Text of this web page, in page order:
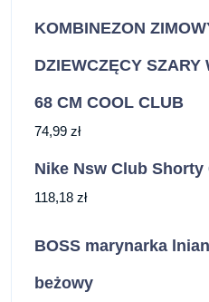
KOMBINEZON
DZIEWCZĘCY SZARY
68 CM COOL CLUB
74,99 zł
Nike Nsw Club Shorty
118,18 zł
BOSS marynarka
beżowy